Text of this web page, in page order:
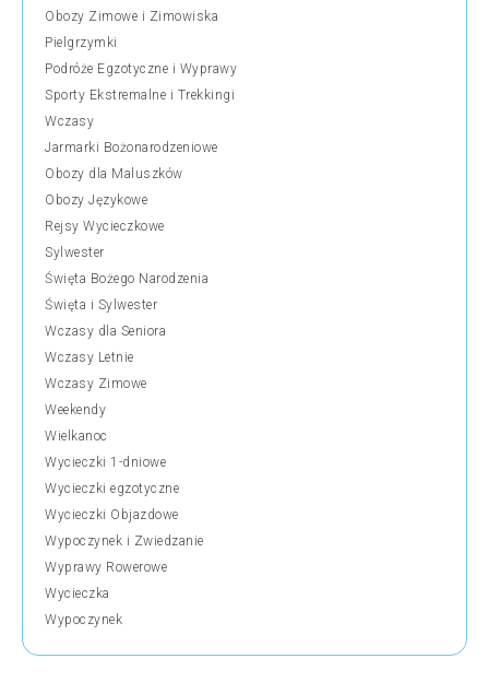
Obozy Zimowe i Zimowiska
Pielgrzymki
Podróże Egzotyczne i Wyprawy
Sporty Ekstremalne i Trekkingi
Wczasy
Jarmarki Bożonarodzeniowe
Obozy dla Maluszków
Obozy Językowe
Rejsy Wycieczkowe
Sylwester
Święta Bożego Narodzenia
Święta i Sylwester
Wczasy dla Seniora
Wczasy Letnie
Wczasy Zimowe
Weekendy
Wielkanoc
Wycieczki 1-dniowe
Wycieczki egzotyczne
Wycieczki Objazdowe
Wypoczynek i Zwiedzanie
Wyprawy Rowerowe
Wycieczka
Wypoczynek